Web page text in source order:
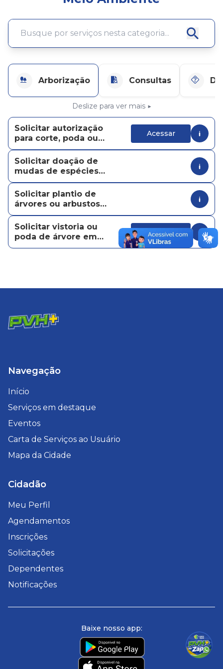
Arborização Consultas
Deslize para ver mais ▶
Solicitar autorização
para corte, poda ou
erradicação de
árvores em imóveis
privados
Acessar
Solicitar doação de
mudas de espécies
nativas
Solicitar plantio de
árvores ou arbustos
em áreas públicas
Solicitar vistoria ou
poda de árvore em
área pública
Acessar
Navegação
Início
Serviços em destaque
Eventos
Carta de Serviços ao Usuário
Mapa da Cidade
Cidadão
Meu Perfil
Agendamentos
Inscrições
Solicitações
Dependentes
Notificações
Baixe nosso app: